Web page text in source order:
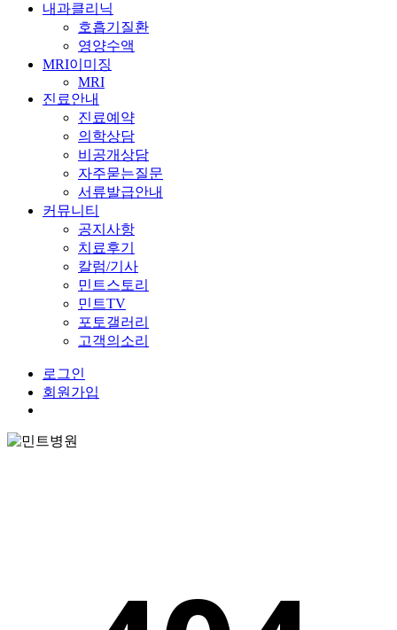
내과클리닉
호흡기질환
영양수액
MRI이미징
MRI
진료안내
진료예약
의학상담
비공개상담
자주묻는질문
서류발급안내
커뮤니티
공지사항
치료후기
칼럼/기사
민트스토리
민트TV
포토갤러리
고객의소리
로그인
회원가입